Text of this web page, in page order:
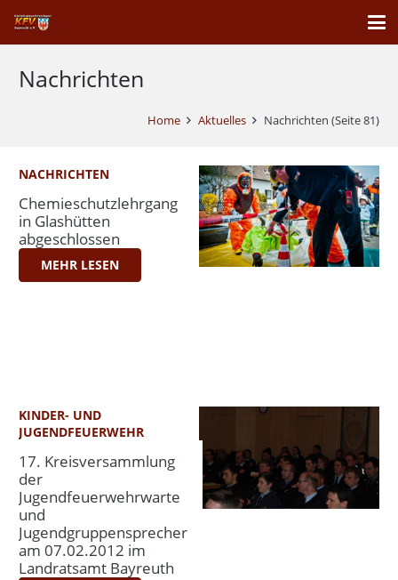
Nachrichten
Home Aktuelles Nachrichten (Seite 81)
NACHRICHTEN
Chemieschutzlehrgang
in Glashütten
abgeschlossen
MEHR LESEN
KINDER- UND
JUGENDFEUERWEHR
17. Kreisversammlung
der
Jugendfeuerwehrwarte
und
Jugendgruppensprecher
am 07.02.2012 im
Landratsamt Bayreuth